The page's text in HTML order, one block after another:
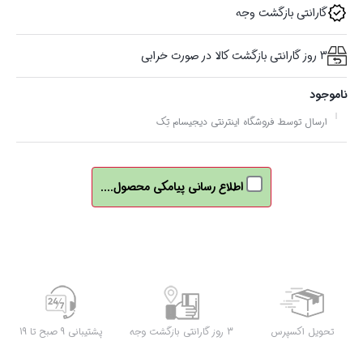
گارانتی بازگشت وجه
3 روز گارانتی بازگشت کالا در صورت خرابی
ناموجود
ارسال توسط فروشگاه اینترنتی دیجیسام تِک
اطلاع رسانی پیامکی محصول....
تحویل اکسپرس 3 روز گارانتی بازگشت وجه پشتیبانی 9 صبح تا 19